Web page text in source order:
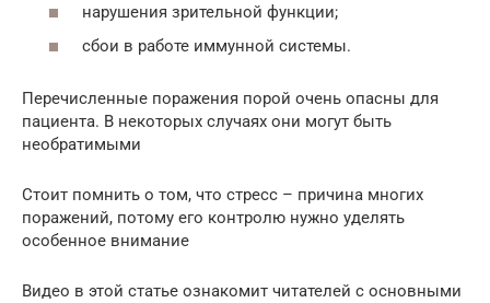
нарушения зрительной функции;
сбои в работе иммунной системы.
Перечисленные поражения порой очень опасны для
пациента. В некоторых случаях они могут быть
необратимыми
Стоит помнить о том, что стресс – причина многих
поражений, потому его контролю нужно уделять
особенное внимание
Видео в этой статье ознакомит читателей с основными